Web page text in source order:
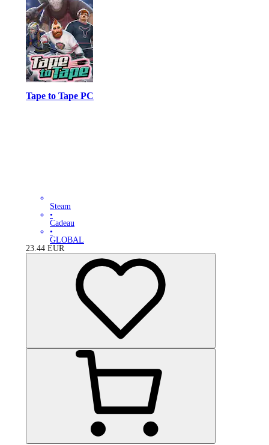
Tape to Tape PC
Steam
•
Cadeau
•
GLOBAL
23.44 EUR